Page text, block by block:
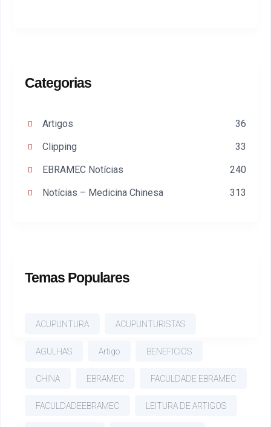
Categorias
Artigos
36
Clipping
33
EBRAMEC Notícias
240
Notícias – Medicina Chinesa
313
Temas Populares
ACUPUNTURA ACUPUNTURISTAS
AGULHAS Artigo BENEFICIOS
CHINA EBRAMEC FACULDADE EBRAMEC
FACULDADEEBRAMEC LEITURA DE ARTIGOS